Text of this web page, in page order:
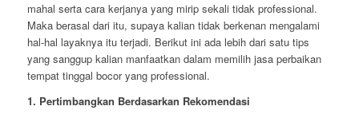
mahal serta cara kerjanya yang mirip sekali tidak professional.
Maka berasal dari itu, supaya kalian tidak berkenan mengalami
hal-hal layaknya itu terjadi. Berikut ini ada lebih dari satu tips
yang sanggup kalian manfaatkan dalam memilih jasa perbaikan
tempat tinggal bocor yang professional.
1. Pertimbangkan Berdasarkan Rekomendasi